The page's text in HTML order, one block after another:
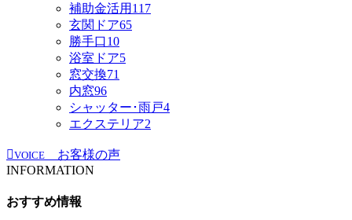
補助金活用 117
玄関ドア65
勝手口10
浴室ドア5
窓交換71
内窓96
シャッター･雨戸4
エクステリア2
VOICE
お客様の声
INFORMATION
おすすめ情報